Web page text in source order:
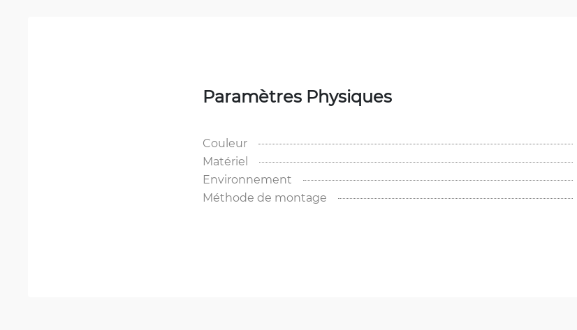
Paramètres Physiques
Couleur
Matériel
Environnement
Méthode de montage